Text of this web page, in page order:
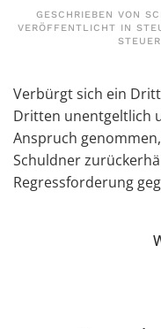
GESCHRIEBEN VON
VERÖFFENTLICHT IN
Verbürgt sich ein
Dritten unentgeltlich
Anspruch
Schuldner
Regressforderung